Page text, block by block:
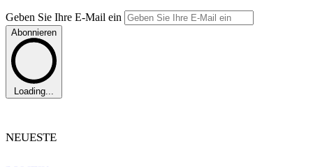
Geben Sie Ihre E-Mail ein
Abonnieren
Loading...
NEUESTE